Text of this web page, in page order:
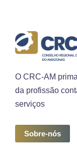
O CRC-AM
da profissão
serviços
Sobre-nós